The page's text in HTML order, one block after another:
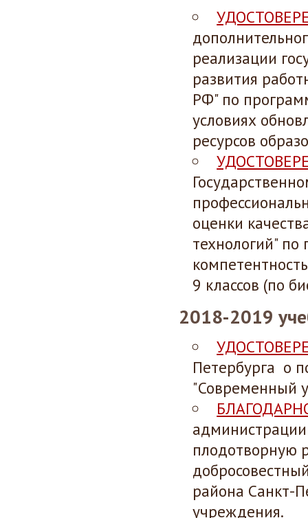
реализации
развития
РФ" по
условиях
ресурсов
оценки
технологий"
9 классов (по
2018-2019
Петербурга о
"Современный
плодотворную
района Санкт-
учреждения.